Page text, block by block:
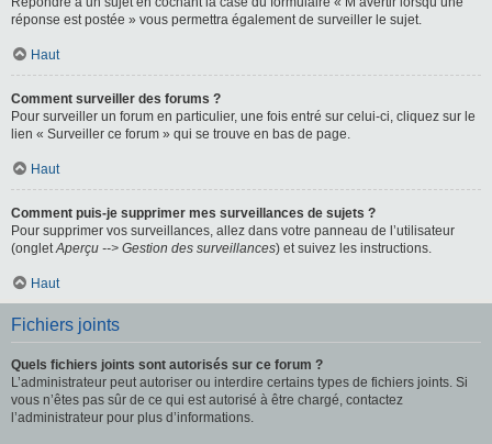
réponse est postée » vous permettra également de surveiller le sujet.
Haut
Comment surveiller des forums ?
Pour surveiller un forum en particulier, une fois entré sur celui-ci, cliquez sur le
lien « Surveiller ce forum » qui se trouve en bas de page.
Haut
Comment puis-je supprimer mes surveillances de sujets ?
Pour supprimer vos surveillances, allez dans votre panneau de l’utilisateur
(ongletAperçu --> Gestion des surveillances) et suivez les instructions.
Haut
Fichiers joints
Quels fichiers joints sont autorisés sur ce forum ?
L’administrateur peut autoriser ou interdire certains types de fichiers joints. Si
vous n’êtes pas sûr de ce qui est autorisé à être chargé, contactez
l’administrateur pour plus d’informations.